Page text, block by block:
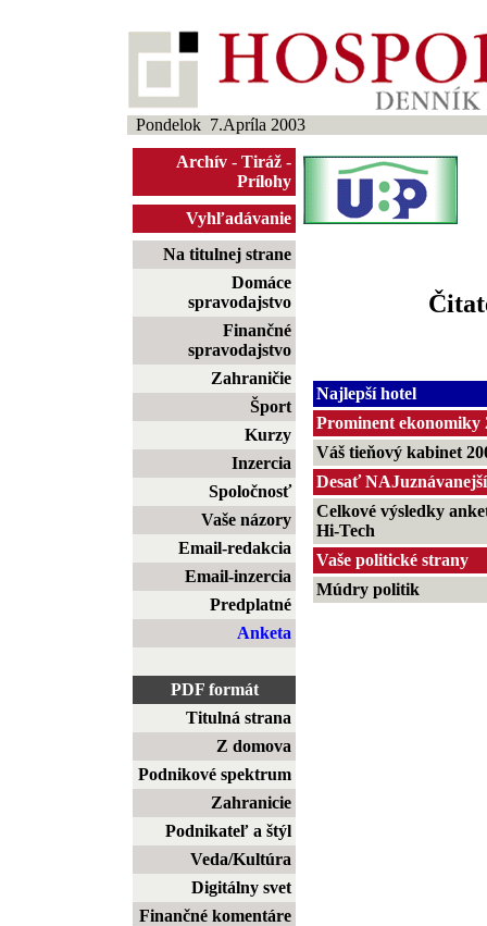
Pondelok 7.Apríla 2003
Archív - Tiráž -
Prílohy
Vyhľadávanie
Na titulnej strane
Domáce
spravodajstvo
Finančné
spravodajstvo
Zahraničie
Šport
Kurzy
Inzercia
Spoločnosť
Vaše názory
Email-redakcia
Email-inzercia
Predplatné
Anketa
PDF formát
Titulná strana
Z domova
Podnikové spektrum
Zahranicie
Podnikateľ a štýl
Veda/Kultúra
Digitálny svet
Finančné komentáre
Najlepší hotel
Prominent ekonomiky
Váš tieňový kabinet
Desať
Celkové výsledky
Hi-Tech
Vaše politické strany
Múdry politik